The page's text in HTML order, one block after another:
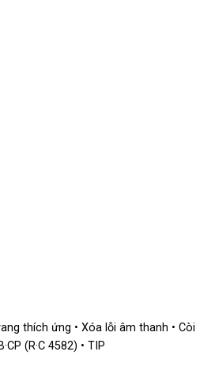
thích ứng • Xóa lỗi âm thanh • Còi
(R·C 4582) • TIP